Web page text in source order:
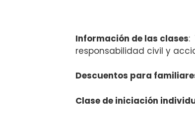
Información de las clases:
responsabilidad civil y
Descuentos para
Clase de iniciación